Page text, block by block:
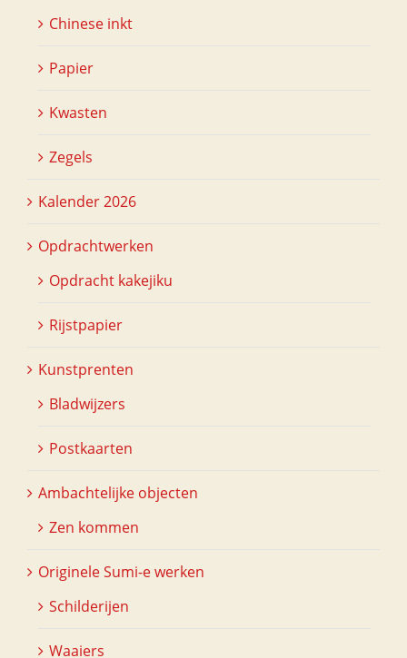
Chinese inkt
Papier
Kwasten
Zegels
Kalender 2026
Opdrachtwerken
Opdracht kakejiku
Rijstpapier
Kunstprenten
Bladwijzers
Postkaarten
Ambachtelijke objecten
Zen kommen
Originele Sumi-e werken
Schilderijen
Waaiers